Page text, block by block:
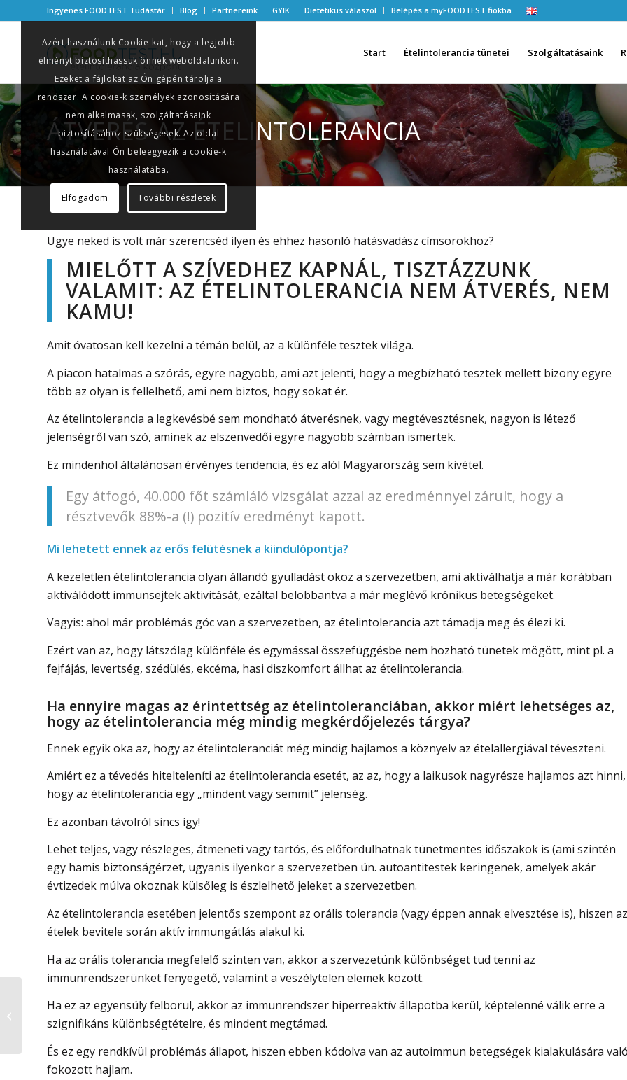
Ingyenes FOODTEST Tudástár Blog Partnereink GYIK Dietetikus válaszol Belépés a myFOODTEST fiókba
Start Ételintolerancia tünetei Szolgáltatásaink
ÁTVERÉS AZ ÉTELINTOLERANCIA
Ugye neked is volt már szerencséd ilyen és ehhez hasonló hatásvadász címsorokhoz?
MIELŐTT A SZÍVEDHEZ KAPNÁL, TISZTÁZZUNK
VALAMIT: AZ ÉTELINTOLERANCIA NEM ÁTVERÉS, NEM
KAMU!
Amit óvatosan kell kezelni a témán belül, az a különféle tesztek világa.
A piacon hatalmas a szórás, egyre nagyobb, ami azt jelenti, hogy a megbízható tesztek mellett bizony egyre
több az olyan is fellelhető, ami nem biztos, hogy sokat ér.
Az ételintolerancia a legkevésbé sem mondható átverésnek, vagy megtévesztésnek, nagyon is létező
jelenségről van szó, aminek az elszenvedői egyre nagyobb számban ismertek.
Ez mindenhol általánosan érvényes tendencia, és ez alól Magyarország sem kivétel.
Egy átfogó, 40.000 főt számláló vizsgálat azzal az eredménnyel zárult, hogy a
résztvevők 88%-a (!) pozitív eredményt kapott.
Mi lehetett ennek az erős felütésnek a kiindulópontja?
A kezeletlen ételintolerancia olyan állandó gyulladást okoz a szervezetben, ami aktiválhatja a már korábban
aktiválódott immunsejtek aktivitását, ezáltal belobbantva a már meglévő krónikus betegségeket.
Vagyis: ahol már problémás góc van a szervezetben, az ételintolerancia azt támadja meg és élezi ki.
Ezért van az, hogy látszólag különféle és egymással összefüggésbe nem hozható tünetek mögött, mint pl. a
fejfájás, levertség, szédülés, ekcéma, hasi diszkomfort állhat az ételintolerancia.
Ha ennyire magas az érintettség az ételintoleranciában, akkor miért lehetséges az,
hogy az ételintolerancia még mindig megkérdőjelezés tárgya?
Ennek egyik oka az, hogy az ételintoleranciát még mindig hajlamos a köznyelv az ételallergiával téveszteni.
Amiért ez a tévedés hitelteleníti az ételintolerancia esetét, az az, hogy a laikusok nagyrésze hajlamos azt hinni,
hogy az ételintolerancia egy „mindent vagy semmit” jelenség.
Ez azonban távolról sincs így!
Lehet teljes, vagy részleges, átmeneti vagy tartós, és előfordulhatnak tünetmentes időszakok is (ami szintén
egy hamis biztonságérzet, ugyanis ilyenkor a szervezetben ún. autoantitestek keringenek, amelyek akár
évtizedek múlva okoznak külsőleg is észlelhető jeleket a szervezetben.
Az ételintolerancia esetében jelentős szempont az orális tolerancia (vagy éppen annak elvesztése is), hiszen az
ételek bevitele során aktív immungátlás alakul ki.
Ha az orális tolerancia megfelelő szinten van, akkor a szervezetünk különbséget tud tenni az
immunrendszerünket fenyegető, valamint a veszélytelen elemek között.
Ha ez az egyensúly felborul, akkor az immunrendszer hiperreaktív állapotba kerül, képtelenné válik erre a
szignifikáns különbségtételre, és mindent megtámad.
És ez egy rendkívül problémás állapot, hiszen ebben kódolva van az autoimmun betegségek kialakulására
fokozott hajlam.
Mitől alakul ki az
ételintolerancia?
Azért használunk Cookie-kat, hogy a legjobb
élményt biztosíthassuk önnek weboldalunkon.
Ezeket a fájlokat az Ön gépén tárolja a
rendszer. A cookie-k személyek azonosítására
nem alkalmasak, szolgáltatásaink
biztosításához szükségesek. Az oldal
használatával Ön beleegyezik a cookie-k
használatába.
Elfogadom További részletek